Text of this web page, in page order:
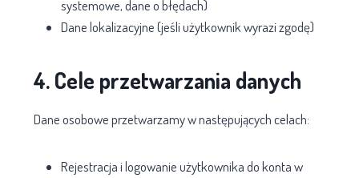
systemowe, dane o błędach)
Dane lokalizacyjne (jeśli użytkownik wyrazi zgodę)
4. Cele przetwarzania danych
Dane osobowe przetwarzamy w następujących celach:
Rejestracja i logowanie użytkownika do konta w